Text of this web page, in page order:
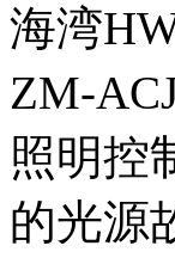
海湾
ZM-
照明控
的光源